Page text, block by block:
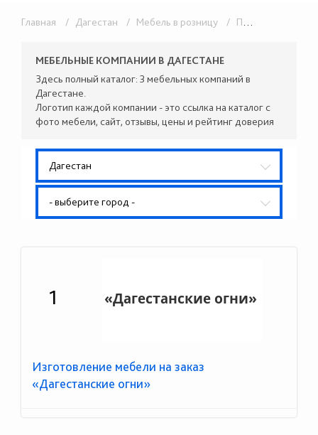
Главная / Дагестан / Мебель в розницу / Прихожие и гардеробы
МЕБЕЛЬНЫЕ КОМПАНИИ В ДАГЕСТАНЕ
Здесь полный каталог: 3 мебельных компаний в
Дагестане.
Логотип каждой компании - это ссылка на каталог с
фото мебели, сайт, отзывы, цены и рейтинг доверия
Дагестан
- выберите город -
1
Изготовление мебели на заказ
«Дагестанские огни»